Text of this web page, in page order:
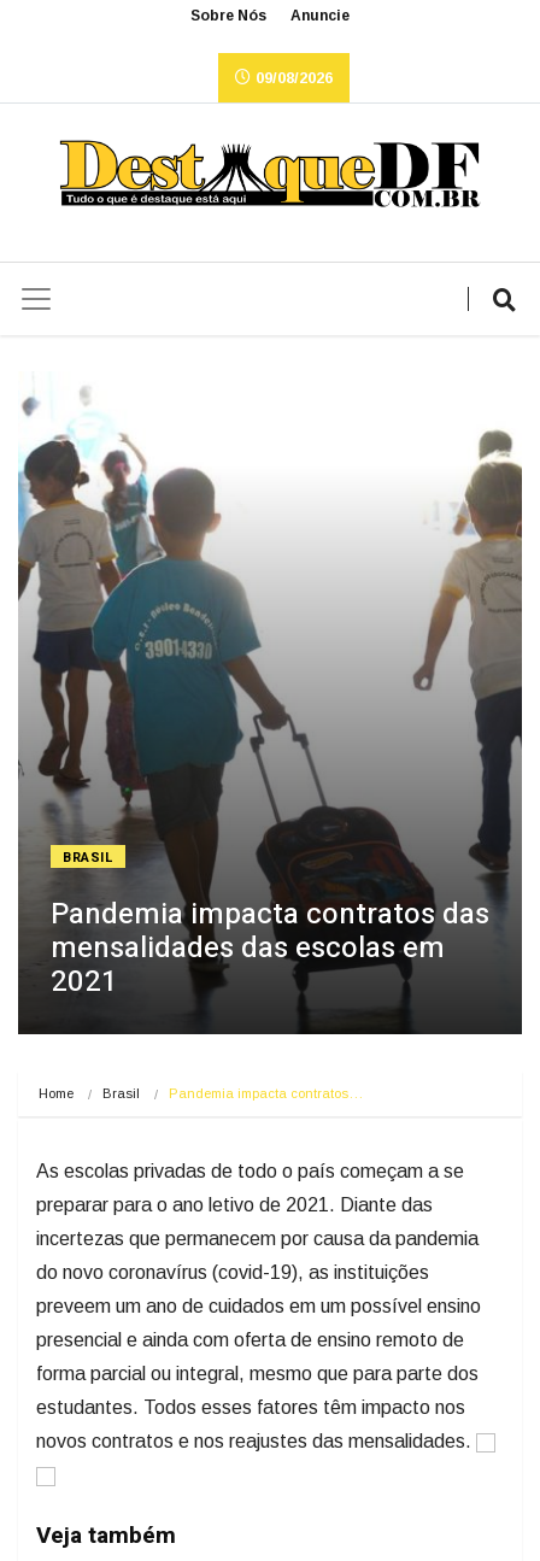
Sobre Nós Anuncie
09/08/2026
BRASIL
Pandemia impacta contratos das
mensalidades das escolas em
2021
Home Brasil Pandemia impacta contratos…
As escolas privadas de todo o país começam a se
preparar para o ano letivo de 2021. Diante das
incertezas que permanecem por causa da pandemia
do novo coronavírus (covid-19), as instituições
preveem um ano de cuidados em um possível ensino
presencial e ainda com oferta de ensino remoto de
forma parcial ou integral, mesmo que para parte dos
estudantes. Todos esses fatores têm impacto nos
novos contratos e nos reajustes das mensalidades.
Veja também